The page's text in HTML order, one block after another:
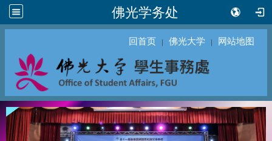
佛光学务处
回首页 ｜ 佛光大学 ｜ 网站地图